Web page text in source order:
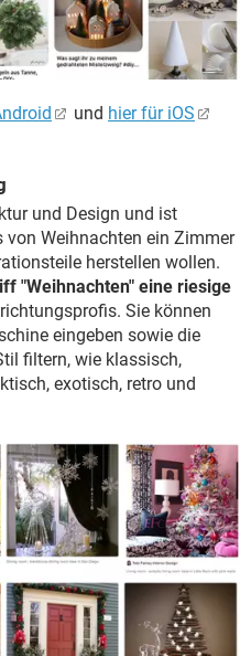
und hier für iOS
und Design und ist
von Weihnachten ein Zimmer
herstellen wollen.
"Weihnachten" eine riesige
Sie können
eingeben sowie die
filtern, wie klassisch,
exotisch, retro und